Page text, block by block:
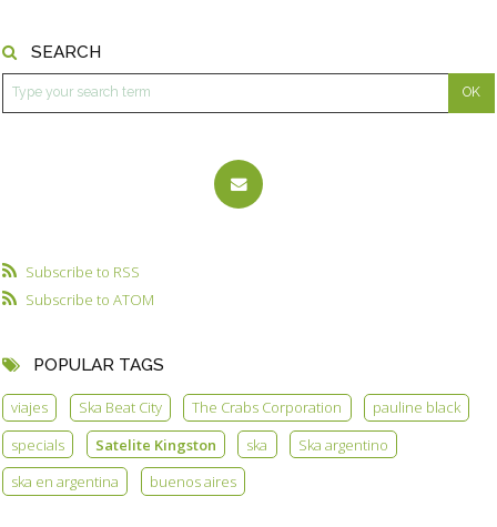
SEARCH
Subscribe to RSS
Subscribe to ATOM
POPULAR TAGS
viajes Ska Beat City The Crabs Corporation
pauline black
specials
Satelite Kingston ska
Ska argentino
ska en argentina
buenos aires